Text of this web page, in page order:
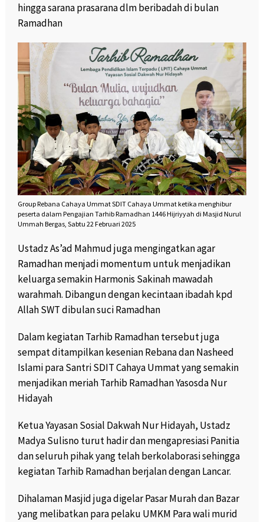
hingga sarana prasarana dlm beribadah di bulan
Ramadhan
Group Rebana Cahaya Ummat SDIT Cahaya Ummat ketika menghibur
peserta dalam Pengajian Tarhib Ramadhan 1446 Hijriyyah di Masjid Nurul
Ummah Bergas, Sabtu 22 Februari 2025
Ustadz As’ad Mahmud juga mengingatkan agar
Ramadhan menjadi momentum untuk menjadikan
keluarga semakin Harmonis Sakinah mawadah
warahmah. Dibangun dengan kecintaan ibadah kpd
Allah SWT dibulan suci Ramadhan
Dalam kegiatan Tarhib Ramadhan tersebut juga
sempat ditampilkan kesenian Rebana dan Nasheed
Islami para Santri SDIT Cahaya Ummat yang semakin
menjadikan meriah Tarhib Ramadhan Yasosda Nur
Hidayah
Ketua Yayasan Sosial Dakwah Nur Hidayah, Ustadz
Madya Sulisno turut hadir dan mengapresiasi Panitia
dan seluruh pihak yang telah berkolaborasi sehingga
kegiatan Tarhib Ramadhan berjalan dengan Lancar.
Dihalaman Masjid juga digelar Pasar Murah dan Bazar
yang melibatkan para pelaku UMKM Para wali murid